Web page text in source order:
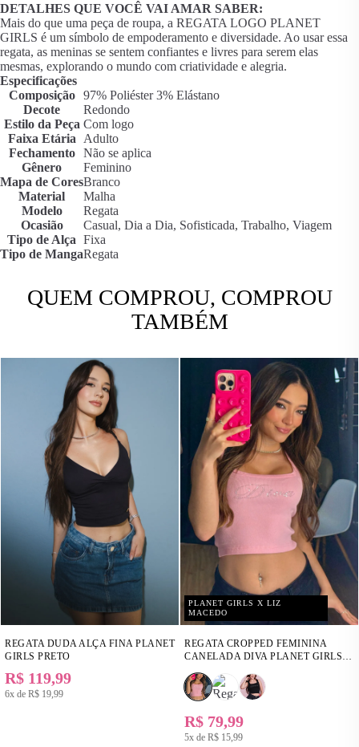
DETALHES QUE VOCÊ VAI AMAR SABER:
Mais do que uma peça de roupa, a REGATA LOGO PLANET
GIRLS é um símbolo de empoderamento e diversidade. Ao usar essa
regata, as meninas se sentem confiantes e livres para serem elas
mesmas, explorando o mundo com criatividade e alegria.
Especificações
Composição
97% Poliéster 3% Elástano
Decote
Redondo
Estilo da Peça Com logo
Faixa Etária
Adulto
Fechamento
Não se aplica
Gênero
Feminino
Mapa de CoresBranco
Material
Malha
Modelo
Regata
Ocasião
Casual, Dia a Dia, Sofisticada, Trabalho, Viagem
Tipo de Alça Fixa
Tipo de MangaRegata
QUEM COMPROU, COMPROU
TAMBÉM
REGATA DUDA ALÇA FINA PLANET
GIRLS PRETO
R$ 119,99
6x de R$ 19,99
PLANET GIRLS X LIZ
MACEDO
REGATA CROPPED FEMININA
CANELADA DIVA PLANET GIRLS
R$ 79,99
5x de R$ 15,99